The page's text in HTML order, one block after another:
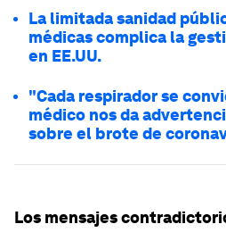
La limitada sanidad
médicas complica la
en EE.UU.
"Cada respirador se
médico nos da
sobre el brote de
Los mensajes